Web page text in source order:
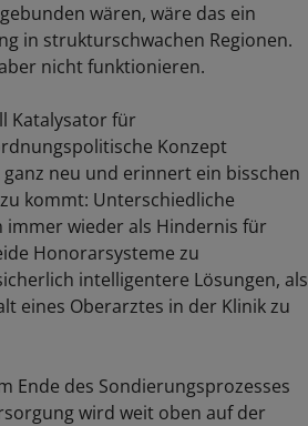
wären, wäre das ein
in strukturschwachen Regionen.
nicht funktionieren.
Katalysator für
Konzept
neu und erinnert ein bisschen
kommt: Unterschiedliche
immer wieder als Hindernis für
Honorarsysteme zu
intelligentere Lösungen, als
eines Oberarztes in der Klinik zu
Ende des Sondierungsprozesses
wird weit oben auf der